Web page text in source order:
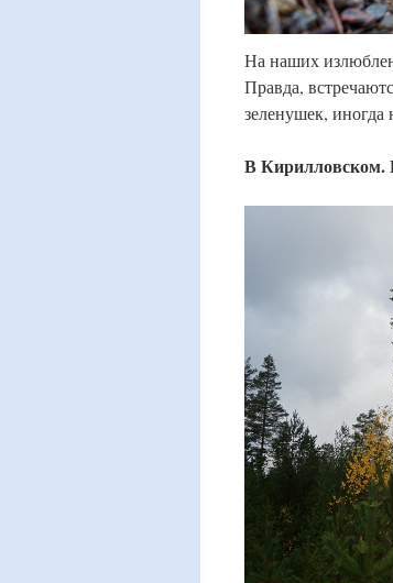
На наших
Правда,
зеленушек,
В Кирилловском.